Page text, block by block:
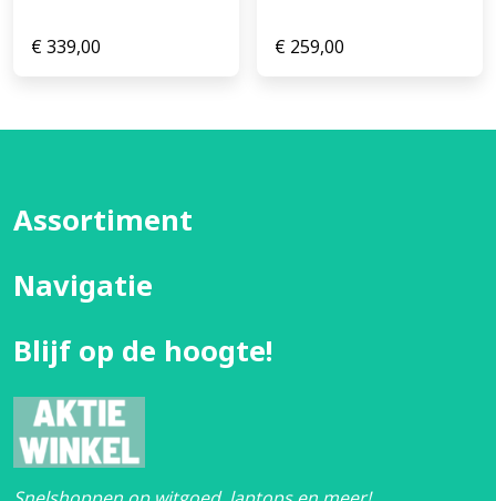
€339,00 € 259,00
Assortiment
Navigatie
Blijf op de hoogte!